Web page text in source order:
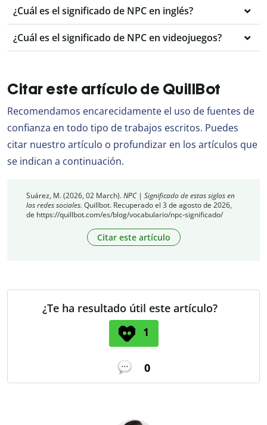
¿Cuál es el significado de NPC en inglés?
¿Cuál es el significado de NPC en videojuegos?
Citar este artículo de QuillBot
Recomendamos encarecidamente el uso de fuentes de
confianza en todo tipo de trabajos escritos. Puedes
citar nuestro artículo o profundizar en los artículos que
se indican a continuación.
Suárez, M. (2026, 02 March).NPC | Significado de estas siglas en
las redes sociales. Quillbot. Recuperado el 3 de agosto de 2026,
de https://quillbot.com/es/blog/vocabulario/npc-significado/
Citar este artículo
¿Te ha resultado útil este artículo?
1
0